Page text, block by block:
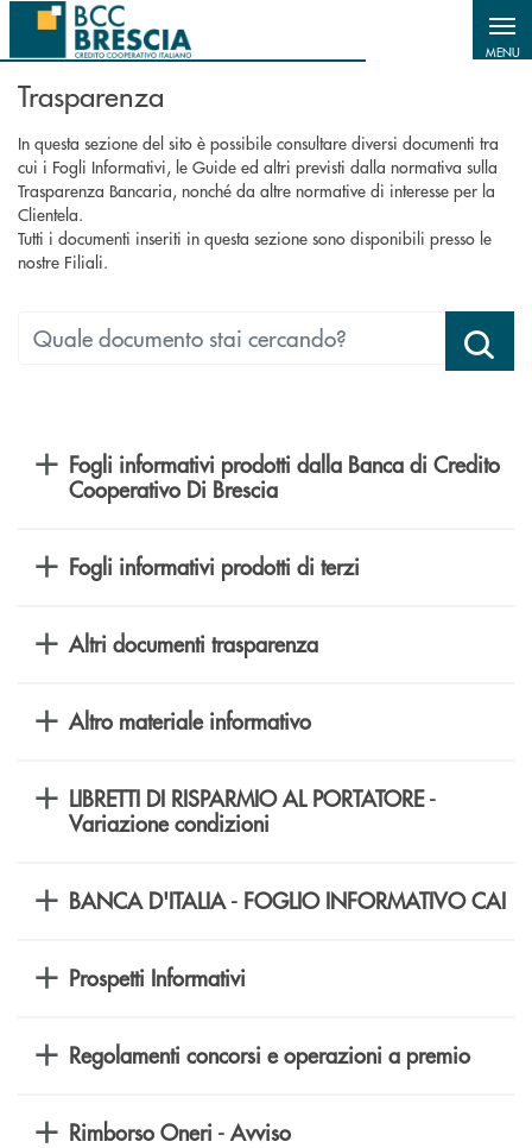
Salta al contenuto principale
MENU
Trasparenza
In questa sezione del sito è possibile consultare diversi documenti tra
cui i Fogli Informativi, le Guide ed altri previsti dalla normativa sulla
Trasparenza Bancaria, nonché da altre normative di interesse per la
Clientela.
Tutti i documenti inseriti in questa sezione sono disponibili presso le
nostre Filiali.
Fogli informativi prodotti dalla Banca di Credito
Cooperativo Di Brescia
Fogli informativi prodotti di terzi
Altri documenti trasparenza
Altro materiale informativo
LIBRETTI DI RISPARMIO AL PORTATORE -
Variazione condizioni
BANCA D'ITALIA - FOGLIO INFORMATIVO CAI
Prospetti Informativi
Regolamenti concorsi e operazioni a premio
Rimborso Oneri - Avviso